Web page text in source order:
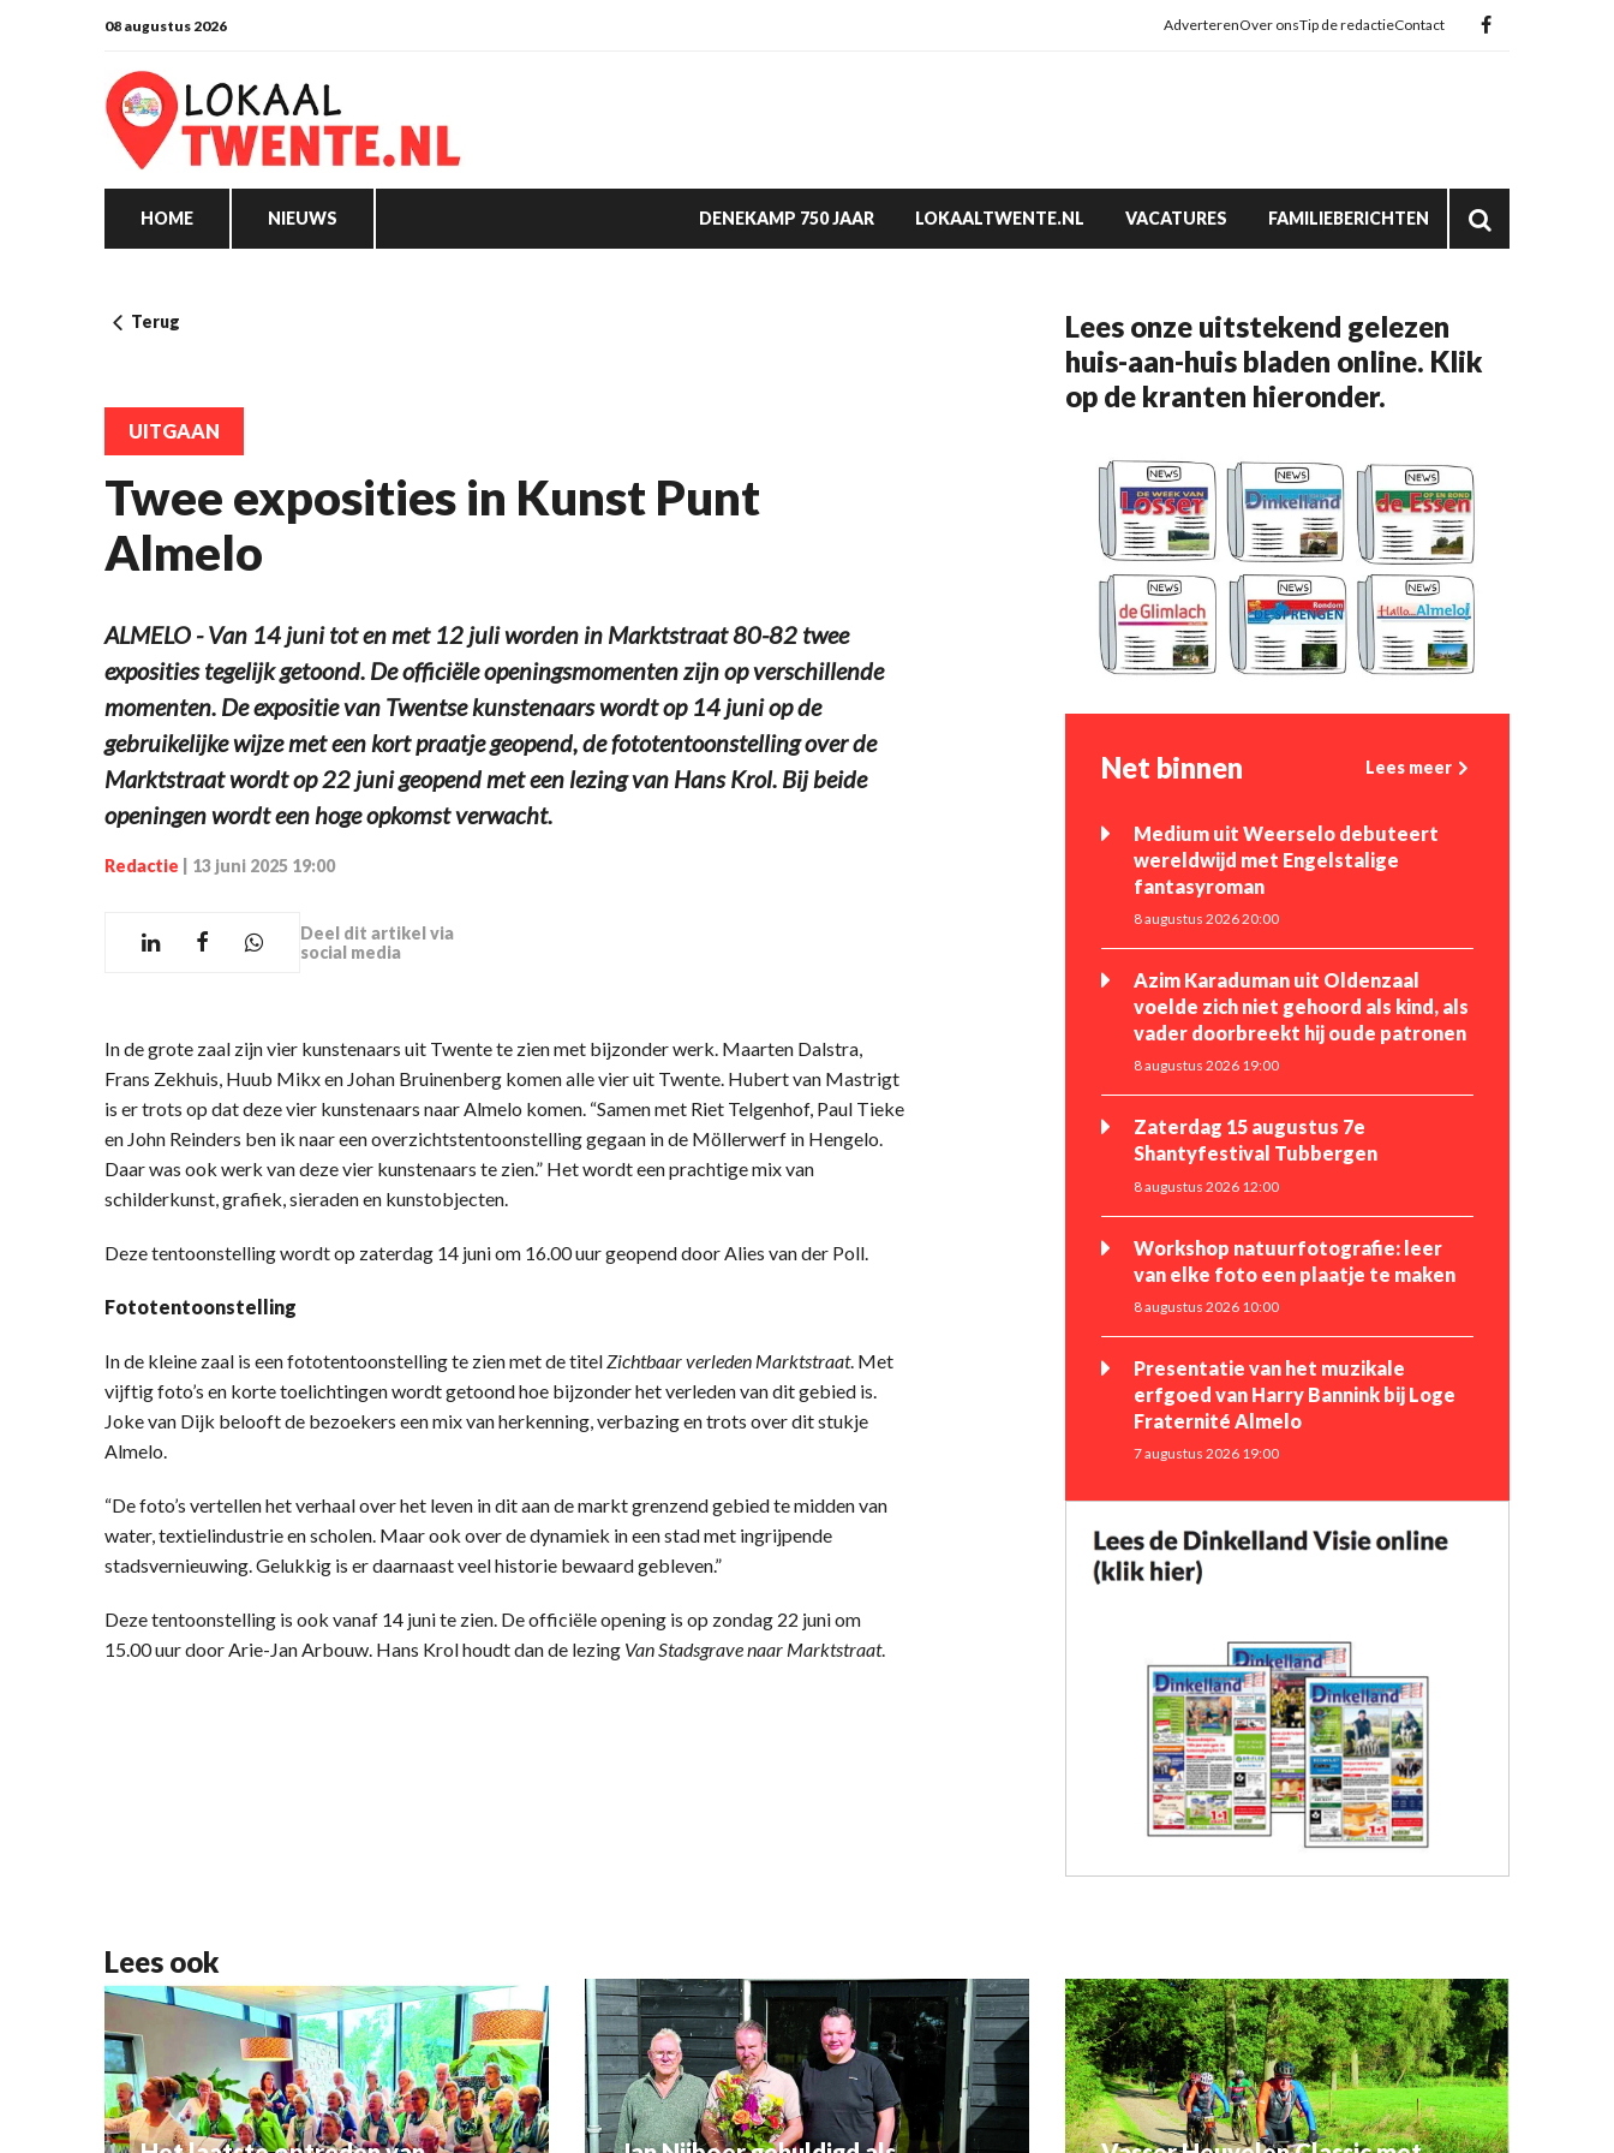
08 augustus 2026 AdverterenOver onsTip de redactieContact
HOME NIEUWS DENEKAMP 750 JAAR LOKAALTWENTE.NL VACATURES FAMILIEBERICHTEN
Terug
UITGAAN
Twee exposities in Kunst Punt
Almelo
ALMELO - Van 14 juni tot en met 12 juli worden in Marktstraat 80-82 twee
exposities tegelijk getoond. De officiële openingsmomenten zijn op verschillende
momenten. De expositie van Twentse kunstenaars wordt op 14 juni op de
gebruikelijke wijze met een kort praatje geopend, de fototentoonstelling over de
Marktstraat wordt op 22 juni geopend met een lezing van Hans Krol. Bij beide
openingen wordt een hoge opkomst verwacht.
Redactie 13 juni 2025 19:00
Deel dit artikel via
social media
In de grote zaal zijn vier kunstenaars uit Twente te zien met bijzonder werk. Maarten Dalstra,
Frans Zekhuis, Huub Mikx en Johan Bruinenberg komen alle vier uit Twente. Hubert van Mastrigt
is er trots op dat deze vier kunstenaars naar Almelo komen. “Samen met Riet Telgenhof, Paul Tieke
en John Reinders ben ik naar een overzichtstentoonstelling gegaan in de Möllerwerf in Hengelo.
Daar was ook werk van deze vier kunstenaars te zien.” Het wordt een prachtige mix van
schilderkunst, grafiek, sieraden en kunstobjecten.
Deze tentoonstelling wordt op zaterdag 14 juni om 16.00 uur geopend door Alies van der Poll.
Fototentoonstelling
In de kleine zaal is een fototentoonstelling te zien met de titelZichtbaar verleden Marktstraat. Met
vijftig foto’s en korte toelichtingen wordt getoond hoe bijzonder het verleden van dit gebied is.
Joke van Dijk belooft de bezoekers een mix van herkenning, verbazing en trots over dit stukje
Almelo.
“De foto’s vertellen het verhaal over het leven in dit aan de markt grenzend gebied te midden van
water, textielindustrie en scholen. Maar ook over de dynamiek in een stad met ingrijpende
stadsvernieuwing. Gelukkig is er daarnaast veel historie bewaard gebleven.”
Deze tentoonstelling is ook vanaf 14 juni te zien. De officiële opening is op zondag 22 juni om
15.00 uur door Arie-Jan Arbouw. Hans Krol houdt dan de lezing Van Stadsgrave naar Marktstraat.
Lees onze uitstekend gelezen
huis-aan-huis bladen online. Klik
op de kranten hieronder.
Net binnen Lees meer
Medium uit Weerselo debuteert
wereldwijd met Engelstalige
fantasyroman
8 augustus 2026 20:00
Azim Karaduman uit Oldenzaal
voelde zich niet gehoord als kind, als
vader doorbreekt hij oude patronen
8 augustus 2026 19:00
Zaterdag 15 augustus 7e
Shantyfestival Tubbergen
8 augustus 2026 12:00
Workshop natuurfotografie: leer
van elke foto een plaatje te maken
8 augustus 2026 10:00
Presentatie van het muzikale
erfgoed van Harry Bannink bij Loge
Fraternité Almelo
7 augustus 2026 19:00
Lees ook